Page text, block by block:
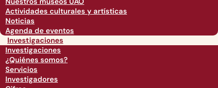
Actividades culturales y artísticas
Noticias
Agenda de eventos
Investigaciones
Investigaciones
¿Quiénes somos?
Servicios
Investigadores